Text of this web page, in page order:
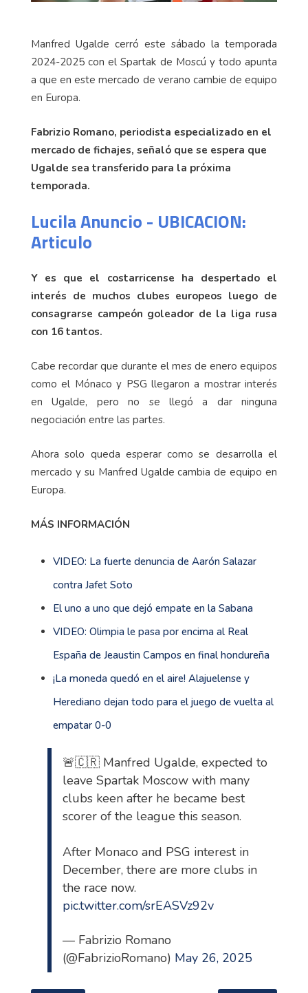
Manfred Ugalde cerró este sábado la temporada
2024-2025 con el Spartak de Moscú y todo apunta
a que en este mercado de verano cambie de equipo
en Europa.
Fabrizio Romano, periodista especializado en el
mercado de fichajes, señaló que se espera que
Ugalde sea transferido para la próxima
temporada.
Lucila Anuncio - UBICACION:
Articulo
Y es que el costarricense ha despertado el
interés de muchos clubes europeos luego de
consagrarse campeón goleador de la liga rusa
con 16 tantos.
Cabe recordar que durante el mes de enero equipos
como el Mónaco y PSG llegaron a mostrar interés
en Ugalde, pero no se llegó a dar ninguna
negociación entre las partes.
Ahora solo queda esperar como se desarrolla el
mercado y su Manfred Ugalde cambia de equipo en
Europa.
MÁS INFORMACIÓN
VIDEO: La fuerte denuncia de Aarón Salazar
contra Jafet Soto
El uno a uno que dejó empate en la Sabana
VIDEO: Olimpia le pasa por encima al Real
España de Jeaustin Campos en final hondureña
¡La moneda quedó en el aire! Alajuelense y
Herediano dejan todo para el juego de vuelta al
empatar 0-0
🚨🇨🇷 Manfred Ugalde, expected to
leave Spartak Moscow with many
clubs keen after he became best
scorer of the league this season.
After Monaco and PSG interest in
December, there are more clubs in
the race now.
pic.twitter.com/srEASVz92v
— Fabrizio Romano
(@FabrizioRomano) May 26, 2025